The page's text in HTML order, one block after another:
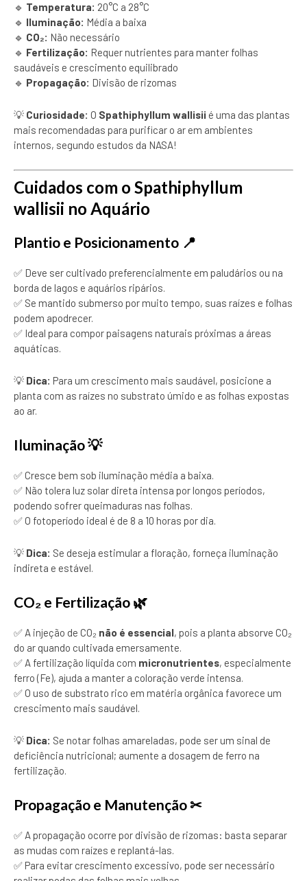
🔹 Temperatura: 20°C a 28°C
🔹 Iluminação: Média a baixa
🔹 CO₂: Não necessário
🔹 Fertilização: Requer nutrientes para manter folhas
saudáveis e crescimento equilibrado
🔹 Propagação: Divisão de rizomas
💡 Curiosidade: O Spathiphyllum wallisiié uma das plantas
mais recomendadas para purificar o ar em ambientes
internos, segundo estudos da NASA!
Cuidados com o Spathiphyllum
wallisii no Aquário
Plantio e Posicionamento 📍
✅ Deve ser cultivado preferencialmente em paludários ou na
borda de lagos e aquários ripários.
✅ Se mantido submerso por muito tempo, suas raízes e folhas
podem apodrecer.
✅ Ideal para compor paisagens naturais próximas a áreas
aquáticas.
💡 Dica: Para um crescimento mais saudável, posicione a
planta com as raízes no substrato úmido e as folhas expostas
ao ar.
Iluminação 💡
✅ Cresce bem sob iluminação média a baixa.
✅ Não tolera luz solar direta intensa por longos períodos,
podendo sofrer queimaduras nas folhas.
✅ O fotoperíodo ideal é de 8 a 10 horas por dia.
💡 Dica: Se deseja estimular a floração, forneça iluminação
indireta e estável.
CO₂ e Fertilização 🌿
✅ A injeção de CO₂ não é essencial, pois a planta absorve CO₂
do ar quando cultivada emersamente.
✅ A fertilização líquida com micronutrientes, especialmente
ferro (Fe), ajuda a manter a coloração verde intensa.
✅ O uso de substrato rico em matéria orgânica favorece um
crescimento mais saudável.
💡 Dica: Se notar folhas amareladas, pode ser um sinal de
deficiência nutricional; aumente a dosagem de ferro na
fertilização.
Propagação e Manutenção ✂
✅ A propagação ocorre por divisão de rizomas: basta separar
as mudas com raízes e replantá-las.
✅ Para evitar crescimento excessivo, pode ser necessário